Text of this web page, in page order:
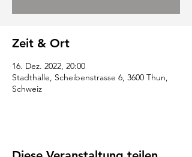
Zeit & Ort
16. Dez. 2022, 20:00
Stadthalle, Scheibenstrasse 6, 3600 Thun,
Schweiz